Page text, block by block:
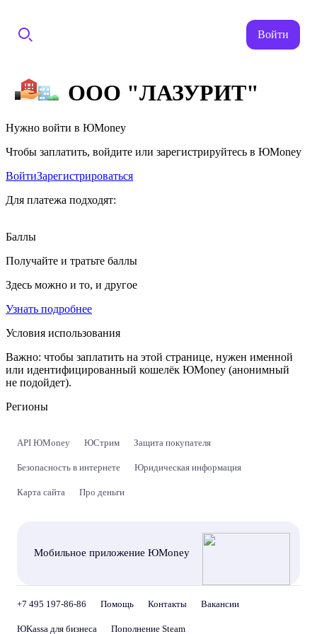
Войти
ООО "ЛАЗУРИТ"
Нужно войти в ЮMoney
Чтобы заплатить, войдите или зарегистрируйтесь в ЮMoney
ВойтиЗарегистрироваться
Для платежа подходят:
Баллы
Получайте и тратьте баллы
Здесь можно и то, и другое
Узнать подробнее
Условия использования
Важно: чтобы заплатить на этой странице, нужен именной
или идентифицированный кошелёк ЮMoney (анонимный
не подойдет).
Регионы
API ЮMoney ЮСтрим Защита покупателя
Безопасность в интернете Юридическая информация
Карта сайта Про деньги
Мобильное приложение ЮMoney
+7 495 197-86-86 Помощь Контакты Вакансии
ЮKassa для бизнеса Пополнение Steam